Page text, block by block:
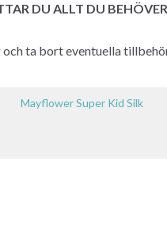
DU ALLT DU
ta bort eventuella
Mayflower Super Kid Silk